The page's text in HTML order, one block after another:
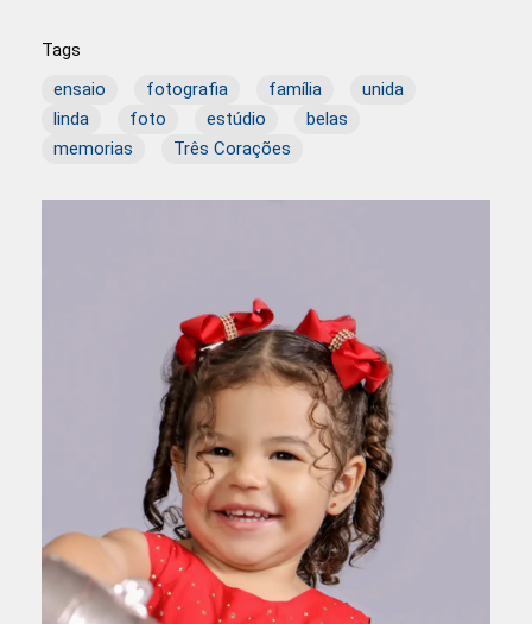
Tags
ensaio
fotografia família
unida
linda
foto estúdio
belas
memorias
Três Corações